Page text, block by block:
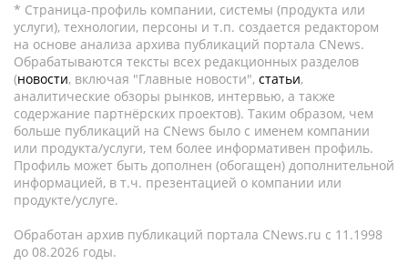
* Страница-профиль компании, системы (продукта или
услуги), технологии, персоны и т.п. создается редактором
на основе анализа архива публикаций портала CNews.
Обрабатываются тексты всех редакционных разделов
(новости, включая "Главные новости", статьи,
аналитические обзоры рынков, интервью, а также
содержание партнёрских проектов). Таким образом, чем
больше публикаций на CNews было с именем компании
или продукта/услуги, тем более информативен профиль.
Профиль может быть дополнен (обогащен) дополнительной
информацией, в т.ч. презентацией о компании или
продукте/услуге.
Обработан архив публикаций портала CNews.ru c 11.1998
до 08.2026 годы.